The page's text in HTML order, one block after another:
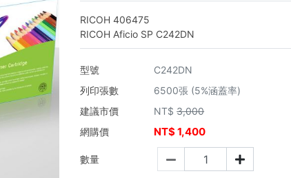
RICOH 406475
RICOH Aficio SP C242DN
型號
C242DN
列印張數
6500張 (5%涵蓋率)
建議市價
NT$ 3,000
網購價
NT$1,400
數量